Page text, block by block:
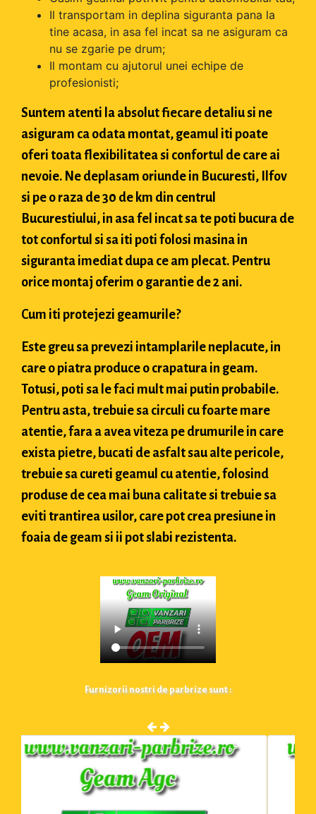
Il transportam in deplina siguranta pana la
tine acasa, in asa fel incat sa ne asiguram ca
nu se zgarie pe drum;
Il montam cu ajutorul unei echipe de
profesionisti;
Suntem atenti la absolut fiecare detaliu si ne
asiguram ca odata montat, geamul iti poate
oferi toata flexibilitatea si confortul de care ai
nevoie. Ne deplasam oriunde in Bucuresti, Ilfov
si pe o raza de 30 de km din centrul
Bucurestiului, in asa fel incat sa te poti bucura de
tot confortul si sa iti poti folosi masina in
siguranta imediat dupa ce am plecat. Pentru
orice montaj oferim o garantie de 2 ani.
Cum iti protejezi geamurile?
Este greu sa prevezi intamplarile neplacute, in
care o piatra produce o crapatura in geam.
Totusi, poti sa le faci mult mai putin probabile.
Pentru asta, trebuie sa circuli cu foarte mare
atentie, fara a avea viteza pe drumurile in care
exista pietre, bucati de asfalt sau alte pericole,
trebuie sa cureti geamul cu atentie, folosind
produse de cea mai buna calitate si trebuie sa
eviti trantirea usilor, care pot crea presiune in
foaia de geam si ii pot slabi rezistenta.
Furnizorii nostri de parbrize sunt :